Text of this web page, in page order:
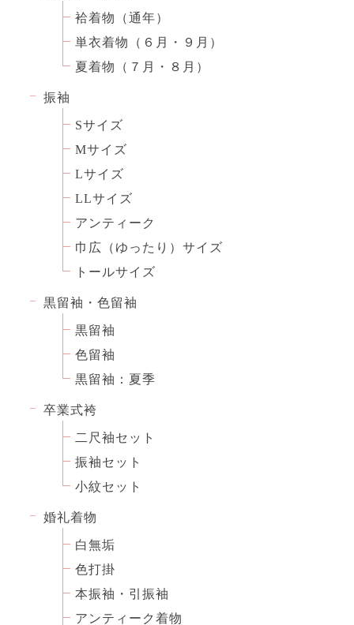
袷着物（通年）
単衣着物（６月・９月）
夏着物（７月・８月）
振袖
Sサイズ
Mサイズ
Lサイズ
LLサイズ
アンティーク
巾広（ゆったり）サイズ
トールサイズ
黒留袖・色留袖
黒留袖
色留袖
黒留袖：夏季
卒業式袴
二尺袖セット
振袖セット
小紋セット
婚礼着物
白無垢
色打掛
本振袖・引振袖
アンティーク着物